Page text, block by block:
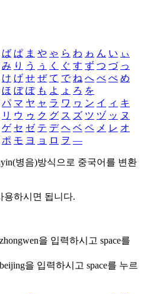
ば ぱ ま や ゃ ら わ ゎ ん い ぃ
み り う ぅ く ぐ す ず つ づ っ
け げ せ ぜ て で ね へ べ ぺ め
ほ ぼ ぽ も よ ょ ろ を
パ マ ヤ ャ ラ ワ ヮ ン イ ィ キ
リ ウ ゥ ク グ ス ズ ツ ヅ ッ ヌ
ゲ セ ゼ テ デ ヘ ベ ペ メ レ オ
ポ モ ヨ ョ ロ ヲ ―
병음)방식으로 중국어를 변환
용하시면 됩니다.
zhongwen을 입력하시고 space를
beijing을 입력하시고 space를 누르